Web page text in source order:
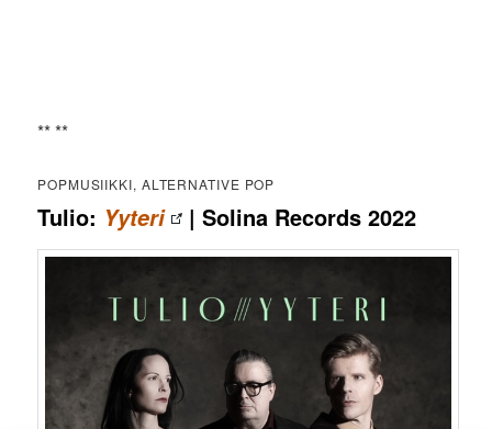
** **
POPMUSIIKKI, ALTERNATIVE POP
Tulio: Yyteri | Solina Records 2022